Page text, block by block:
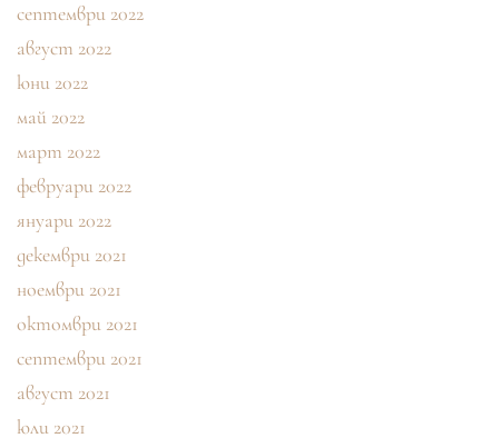
септември 2022
август 2022
юни 2022
май 2022
март 2022
февруари 2022
януари 2022
декември 2021
ноември 2021
октомври 2021
септември 2021
август 2021
юли 2021